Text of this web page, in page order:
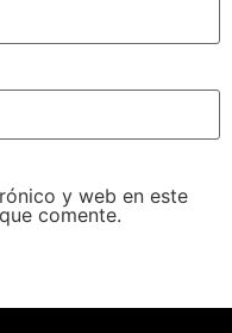
y web en este
comente.